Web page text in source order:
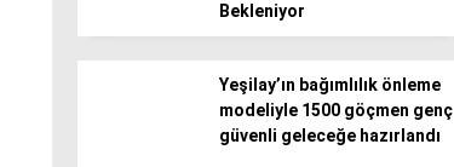
Bekleniyor
Yeşilay’ın bağımlılık önleme
modeliyle 1500 göçmen genç
güvenli geleceğe hazırlandı